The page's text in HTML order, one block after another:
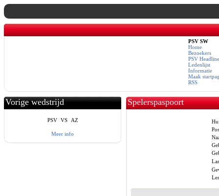
PSV SW
Home
Bezoekers
PSV
Ledenlijst
Informatie
Maak
RSS
Vorige wedstrijd
PSV VS AZ
Meer info
Spelerspaspoort